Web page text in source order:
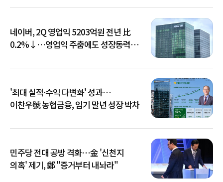
네이버, 2Q 영업익 5203억원 전년 比
0.2%↓…영업익 주춤에도 성장동력
'최대 실적·수익 다변화' 성과…
이찬우號 농협금융, 임기 말년 성장 박차
민주당 전대 공방 격화…金 '신천지
의혹' 제기, 鄭 "증거부터 내놔라"